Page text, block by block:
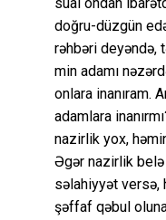
doğru-düzgün
rəhbəri deyəndə,
min adamı
onlara inanıram.
adamlara
nazirlik yox,
Əgər nazirlik
səlahiyyət versə,
şəffaf qəbul